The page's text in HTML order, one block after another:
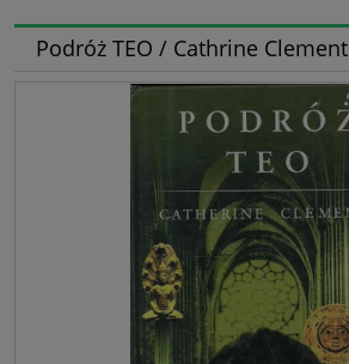
Podróż TEO / Cathrine Clement